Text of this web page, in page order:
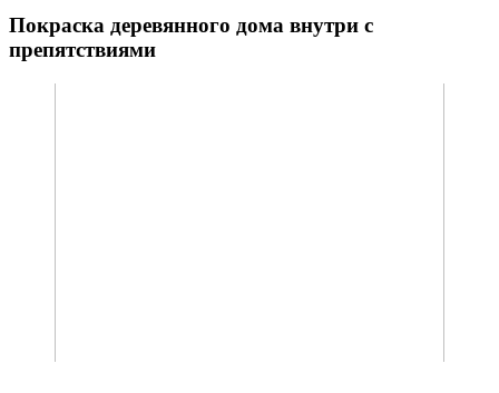
Покраска деревянного дома внутри с
препятствиями